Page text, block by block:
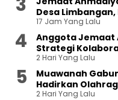
Desa
17 Jam Yang Lalu
Anggota Jemaat
Strategi
2 Hari Yang Lalu
Muawanah
Hadirkan
Sampah
2 Hari Yang Lalu